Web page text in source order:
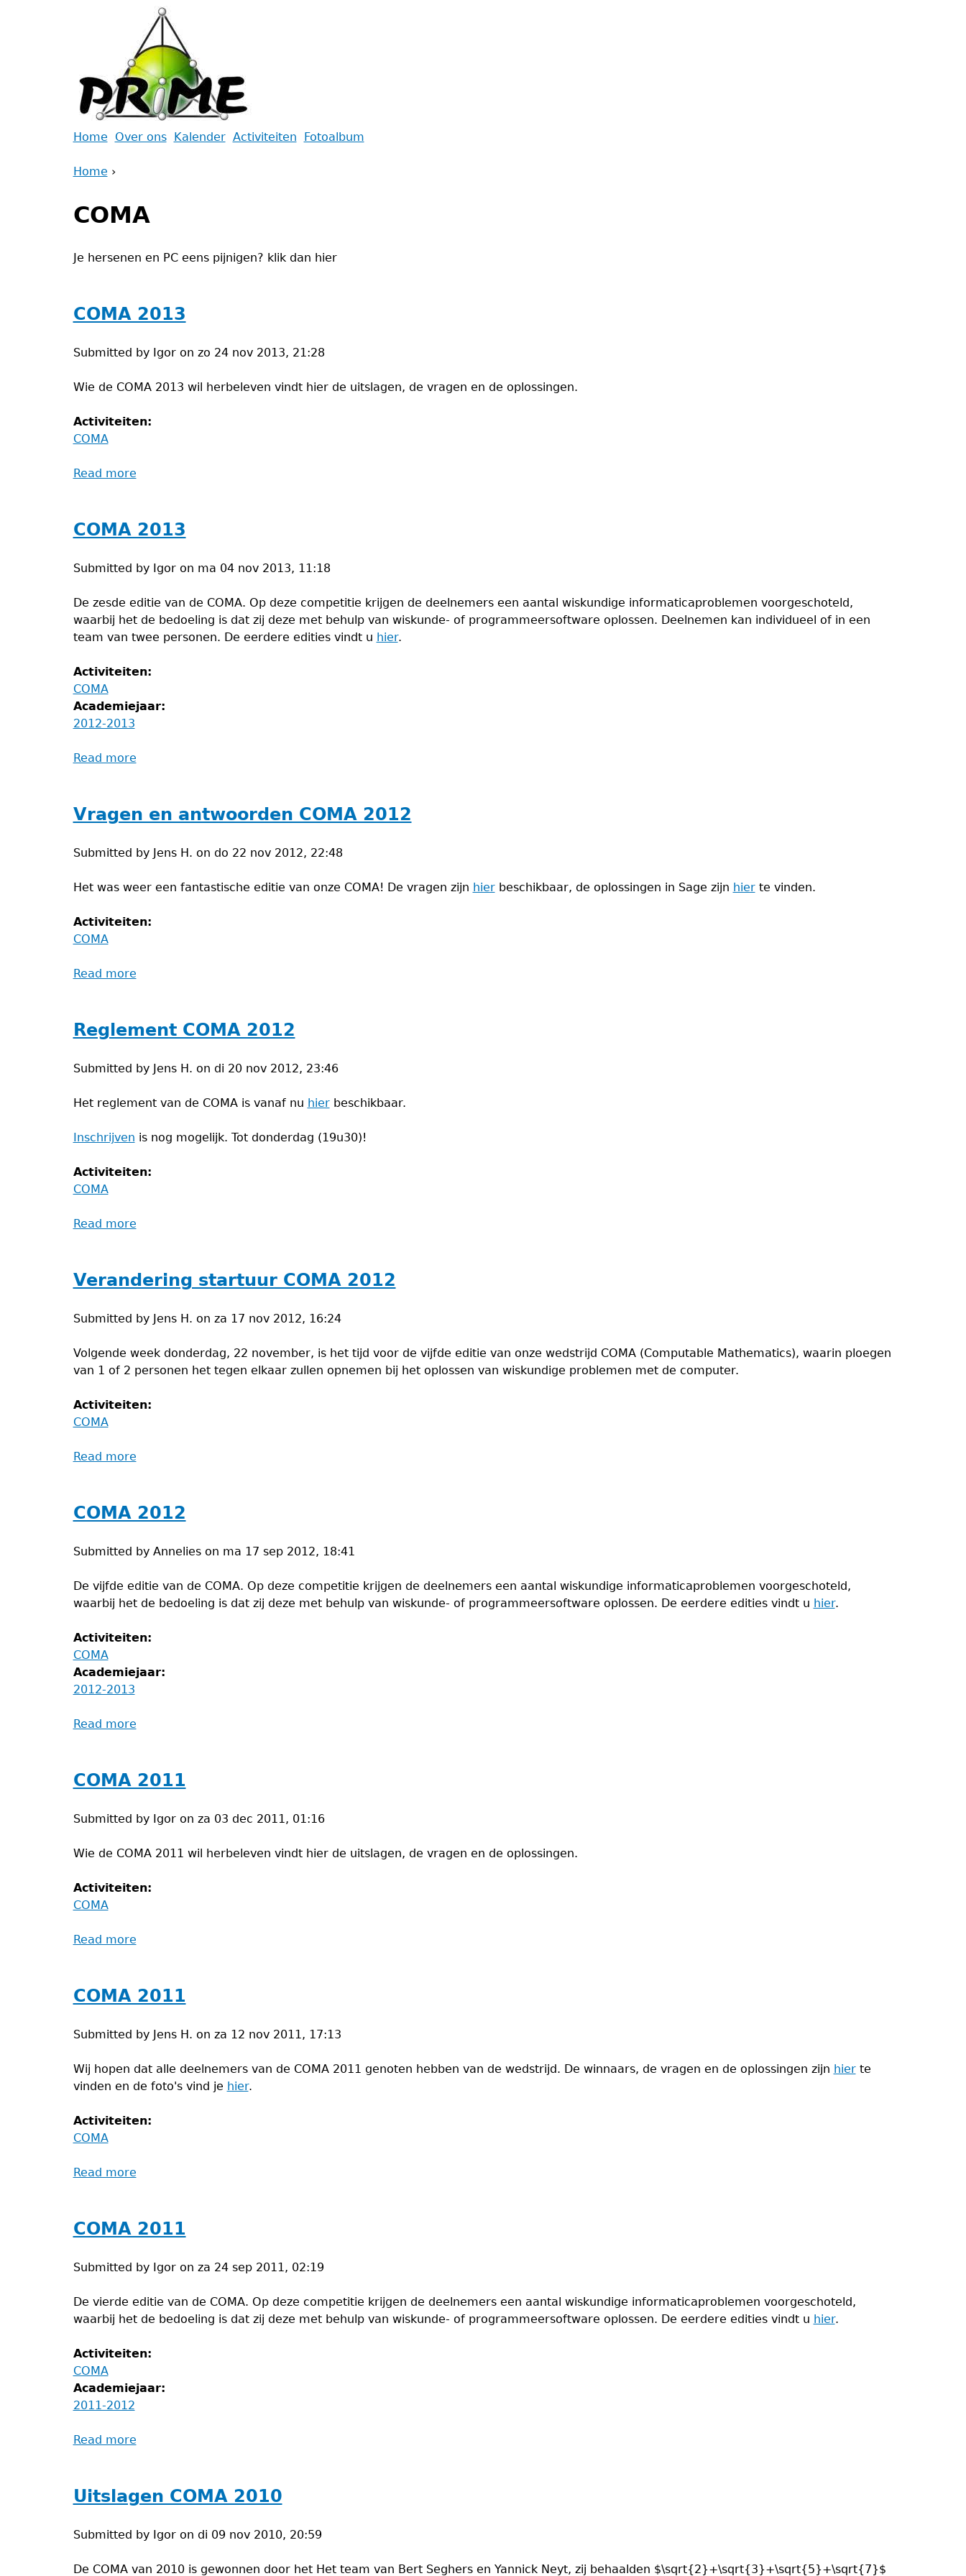
are
Home ›
to
top
COMA
Je hersenen en PC eens pijnigen? klik dan hier
COMA 2013
Submitted by Igoron zo 24 nov 2013, 21:28
Wie de COMA 2013 wil herbeleven vindt hier de uitslagen, de vragen en de oplossingen.
Activiteiten:
COMA
Read more
COMA 2013
Submitted by Igoron ma 04 nov 2013, 11:18
De zesde editie van de COMA. Op deze competitie krijgen de deelnemers een aantal wiskundige informaticaproblemen voorgeschoteld,
waarbij het de bedoeling is dat zij deze met behulp van wiskunde- of programmeersoftware oplossen. Deelnemen kan individueel of in een
team van twee personen. De eerdere edities vindt u hier.
Activiteiten:
COMA
Academiejaar:
2012-2013
Read more
Vragen en antwoorden COMA 2012
Submitted by Jens H. on do 22 nov 2012, 22:48
Het was weer een fantastische editie van onze COMA! De vragen zijn hierbeschikbaar, de oplossingen in Sage zijn hierte vinden.
Activiteiten:
COMA
Read more
antwoorden
COMA
Reglement COMA 2012
Submitted by Jens H. on di 20 nov 2012, 23:46
Het reglement van de COMA is vanaf nu hierbeschikbaar.
Inschrijven is nog mogelijk. Tot donderdag (19u30)!
Activiteiten:
COMA
Read more
2012
Verandering startuur COMA 2012
Submitted by Jens H. on za 17 nov 2012, 16:24
Volgende week donderdag, 22 november, is het tijd voor de vijfde editie van onze wedstrijd COMA (Computable Mathematics), waarin ploegen
van 1 of 2 personen het tegen elkaar zullen opnemen bij het oplossen van wiskundige problemen met de computer.
Activiteiten:
COMA
Read more
COMA
2012
COMA 2012
Submitted by Annelieson ma 17 sep 2012, 18:41
De vijfde editie van de COMA. Op deze competitie krijgen de deelnemers een aantal wiskundige informaticaproblemen voorgeschoteld,
waarbij het de bedoeling is dat zij deze met behulp van wiskunde- of programmeersoftware oplossen. De eerdere edities vindt u hier.
Activiteiten:
COMA
Academiejaar:
2012-2013
Read more
COMA 2011
Submitted by Igoron za 03 dec 2011, 01:16
Wie de COMA 2011 wil herbeleven vindt hier de uitslagen, de vragen en de oplossingen.
Activiteiten:
COMA
Read more
COMA 2011
Submitted by Jens H. on za 12 nov 2011, 17:13
Wij hopen dat alle deelnemers van de COMA 2011 genoten hebben van de wedstrijd. De winnaars, de vragen en de oplossingen zijn hierte
vinden en de foto's vind je hier.
Activiteiten:
COMA
Read more
COMA 2011
Submitted by Igoron za 24 sep 2011, 02:19
De vierde editie van de COMA. Op deze competitie krijgen de deelnemers een aantal wiskundige informaticaproblemen voorgeschoteld,
waarbij het de bedoeling is dat zij deze met behulp van wiskunde- of programmeersoftware oplossen. De eerdere edities vindt u hier.
Activiteiten:
COMA
Academiejaar:
2011-2012
Read more
Uitslagen COMA 2010
Submitted by Igoron di 09 nov 2010, 20:59
De COMA van 2010 is gewonnen door het Het team van Bert Seghers en Yannick Neyt, zij behaalden $\sqrt{2}+\sqrt{3}+\sqrt{5}+\sqrt{7}$
Back
top
Home Over ons Kalender Activiteiten Fotoalbum